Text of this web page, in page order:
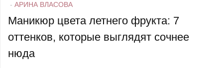
- АРИНА ВЛАСОВА
Маникюр цвета летнего фрукта: 7
оттенков, которые выглядят сочнее
нюда